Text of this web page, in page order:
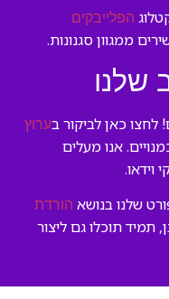
הפלייבקים
ממגוון סגנונות.
שלנו
לחצו כאן לביקור בערוץ
אנו מעלים
וידאו.
שלנו בנושא הורדת
תמיד תוכלו גם ליצור